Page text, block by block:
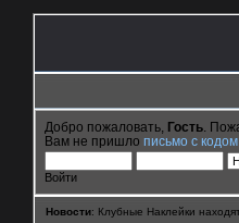
Добро пожаловать, Гость .
Вам не пришло письмо с
Войти
Новости: Клубные Наклейки